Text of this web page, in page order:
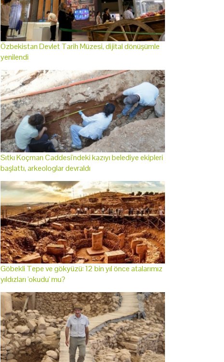
Özbekistan Devlet Tarih Müzesi, dijital dönüşümle
yenilendi
Sıtkı Koçman Caddesi'ndeki kazıyı belediye ekipleri
başlattı, arkeologlar devraldı
Göbekli Tepe ve gökyüzü: 12 bin yıl önce atalarımız
yıldızları 'okudu' mu?